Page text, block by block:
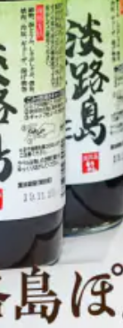
納税の
たり診
営サイ
バイブ